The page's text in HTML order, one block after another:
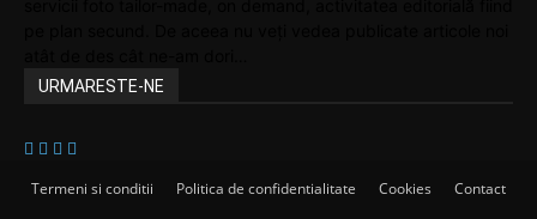
URMARESTE-NE
Termeni si conditii Politica de confidentialitate Cookies Contact